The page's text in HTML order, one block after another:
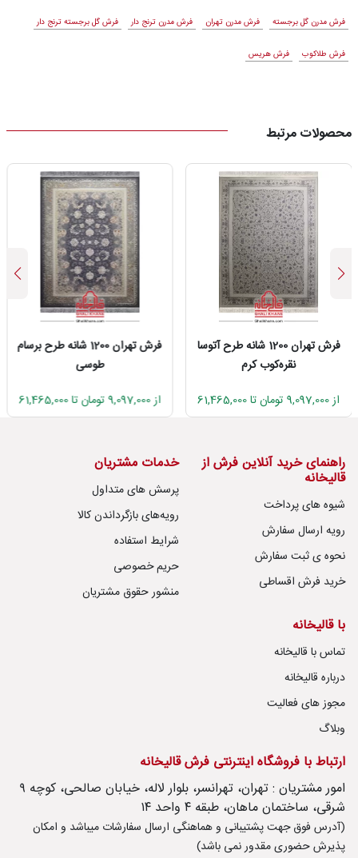
فرش مدرن گل برجسته فرش مدرن تهران فرش مدرن ترنج دار فرش گل برجسته ترنج دار
فرش طلاکوب فرش هریس
محصولات مرتبط
فرش تهران 1200 شانه طرح آتوسا
نقره‌کوب کرم
از 9,097,000 تومان تا 61,465,000
فرش تهران 1200 شانه طرح برسام
طوسی
از 9,097,000 تومان تا 61,465,000
راهنمای خرید آنلاین فرش از
قالیخانه
شیوه های پرداخت
رویه ارسال سفارش
نحوه ی ثبت سفارش
خرید فرش اقساطی
خدمات مشتریان
پرسش های متداول
رویه‌های بازگرداندن کالا
شرایط استفاده
حریم خصوصی
منشور حقوق مشتریان
با قالیخانه
تماس با قالیخانه
درباره قالیخانه
مجوز های فعالیت
وبلاگ
ارتباط با فروشگاه اینترنتی فرش قالیخانه
امور مشتریان : تهران، تهرانسر، بلوار لاله، خیابان صالحی، کوچه ۹
شرقی، ساختمان ماهان، طبقه ۴ واحد ۱۴
(آدرس فوق جهت پشتیبانی و هماهنگی ارسال سفارشات میباشد و امکان
پذیرش حضوری مقدور نمی باشد)